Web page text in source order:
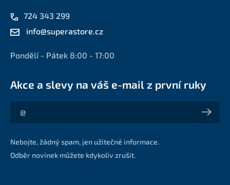
724 343 299
info@superastore.cz
Pondělí - Pátek 8:00 - 17:00
Akce a slevy na váš e-mail z první ruky
Akce a slevy na váš e-mail z první ruky
Nebojte, žádný spam, jen užitečné informace.
Odběr novinek můžete kdykoliv zrušit.